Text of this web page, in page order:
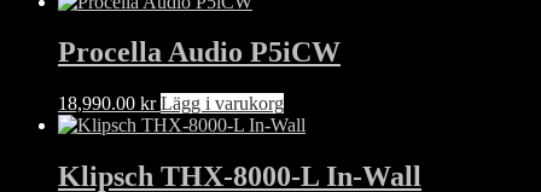
Procella Audio P5iCW
18,990.00 kr Lägg i varukorg
Klipsch THX-8000-L In-Wall